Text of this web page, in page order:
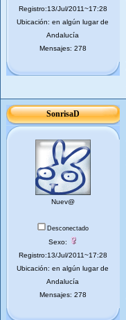
Registro:13/Jul/2011~17:28
Ubicación: en algún lugar de
Andalucía
Mensajes: 278
SonrisaD
Nuev@
Desconectado
Sexo:
Registro:13/Jul/2011~17:28
Ubicación: en algún lugar de
Andalucía
Mensajes: 278